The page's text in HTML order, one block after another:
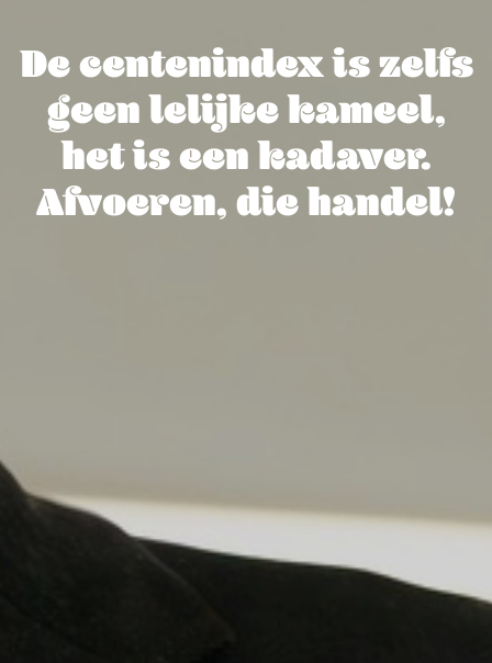
De centenindex is zelfs
geen lelijke kameel,
het is een kadaver.
Afvoeren, die handel!